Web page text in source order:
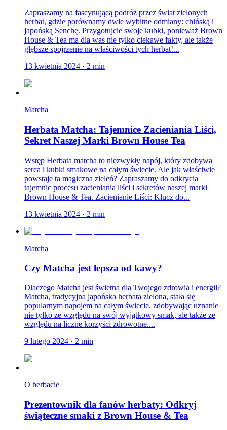
Zapraszamy na fascynującą podróż przez świat zielonych
herbat, gdzie porównamy dwie wybitne odmiany: chińską i
japońską Senchę. Przygotujcie swoje kubki, ponieważ Brown
House & Tea ma dla was nie tylko ciekawe fakty, ale także
głębsze spojrzenie na właściwości tych herbat!...
13 kwietnia 2024 · 2 min
Matcha
Herbata Matcha: Tajemnice Zacieniania Liści,
Sekret Naszej Marki Brown House Tea
Wstęp Herbata matcha to niezwykły napój, który zdobywa
serca i kubki smakowe na całym świecie. Ale jak właściwie
powstaje ta magiczna zieleń? Zapraszamy do odkrycia
tajemnic procesu zacieniania liści i sekretów naszej marki
Brown House & Tea. Zacienianie Liści: Klucz do...
13 kwietnia 2024 · 2 min
Matcha
Czy Matcha jest lepsza od kawy?
Dlaczego Matcha jest świetna dla Twojego zdrowia i energii?
Matcha, tradycyjna japońska herbata zielona, stała się
popularnym napojem na całym świecie, zdobywając uznanie
nie tylko ze względu na swój wyjątkowy smak, ale także ze
względu na liczne korzyści zdrowotne....
9 lutego 2024 · 2 min
O herbacie
Prezentownik dla fanów herbaty: Odkryj
świąteczne smaki z Brown House & Tea